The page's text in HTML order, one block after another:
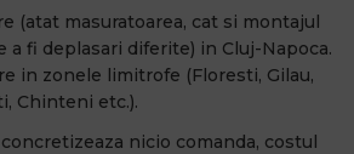
(atat masuratoarea, cat si montajul
a fi deplasari diferite) in Cluj-Napoca.
in zonele limitrofe (Floresti, Gilau,
Chinteni etc.).
nicio comanda, costul